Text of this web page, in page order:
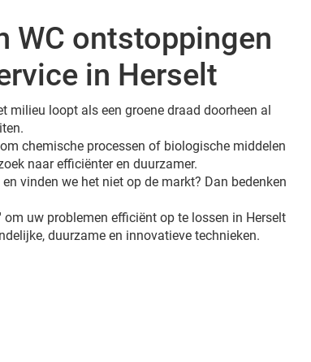
WC ontstoppingen
in Herselt
milieu loopt als een groene draad doorheen al
chemische processen of biologische middelen
naar efficiënter en duurzamer.
vinden we het niet op de markt? Dan bedenken
uw problemen efficiënt op te lossen in Herselt
duurzame en innovatieve technieken.